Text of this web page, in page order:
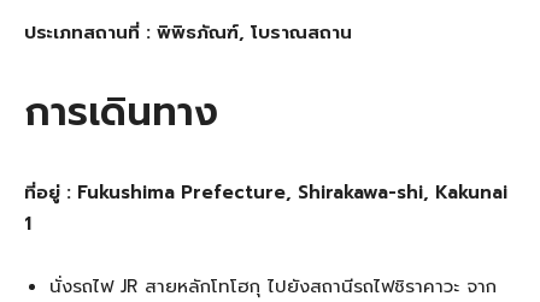
ประเภทสถานที่ : พิพิธภัณฑ์, โบราณสถาน
การเดินทาง
ที่อยู่ : Fukushima Prefecture, Shirakawa-shi, Kakunai
1
นั่งรถไฟ JR สายหลักโทโฮกุ ไปยังสถานีรถไฟชิราคาวะ จาก